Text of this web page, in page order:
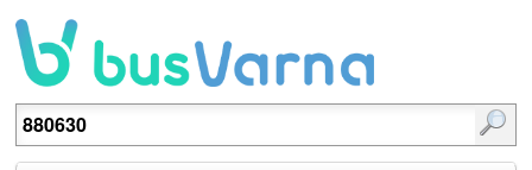
Потърсете спирка или линия.